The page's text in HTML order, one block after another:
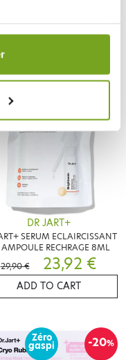
pendant une
DR JART+
SERUM ECLAIRCISSANT
RECHRAGE 8ML
29,90 €
23,92 €
ADD TO CART
-20%
Zéro
gaspi